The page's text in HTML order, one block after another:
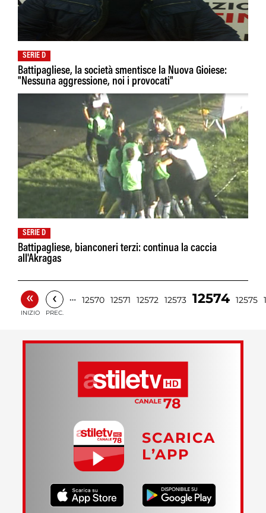
SERIE D
Battipagliese, la società smentisce la Nuova Gioiese:
"Nessuna aggressione, noi i provocati"
SERIE D
Battipagliese, bianconeri terzi: continua la caccia
all'Akragas
«
INIZIO
‹
PREC.
… 12570 12571 12572 12573 12574 12575
SCARICA
L’APP